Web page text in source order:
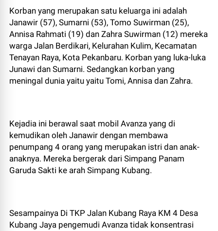
Korban yang merupakan satu keluarga ini adalah
Janawir (57), Sumarni (53), Tomo Suwirman (25),
Annisa Rahmati (19) dan Zahra Suwirman (12) mereka
warga Jalan Berdikari, Kelurahan Kulim, Kecamatan
Tenayan Raya, Kota Pekanbaru. Korban yang luka-luka
Junawi dan Sumarni. Sedangkan korban yang
meningal dunia yaitu yaitu Tomi, Annisa dan Zahra.
Kejadia ini berawal saat mobil Avanza yang di
kemudikan oleh Janawir dengan membawa
penumpang 4 orang yang merupakan istri dan anak-
anaknya. Mereka bergerak dari Simpang Panam
Garuda Sakti ke arah Simpang Kubang.
Sesampainya Di TKP Jalan Kubang Raya KM 4 Desa
Kubang Jaya pengemudi Avanza tidak konsentrasi